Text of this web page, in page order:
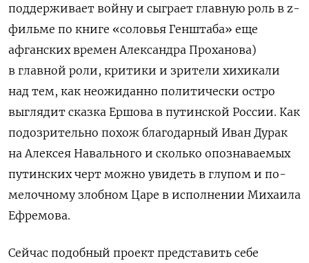
поддерживает войну и сыграет главную роль в z-
фильме по книге «соловья Генштаба» еще
афганских времен Александра Проханова)
в главной роли, критики и зрители хихикали
над тем, как неожиданно политически остро
выглядит сказка Ершова в путинской России. Как
подозрительно похож благодарный Иван Дурак
на Алексея Навального и сколько опознаваемых
путинских черт можно увидеть в глупом и по-
мелочному злобном Царе в исполнении Михаила
Ефремова.
Сейчас подобный проект представить себе